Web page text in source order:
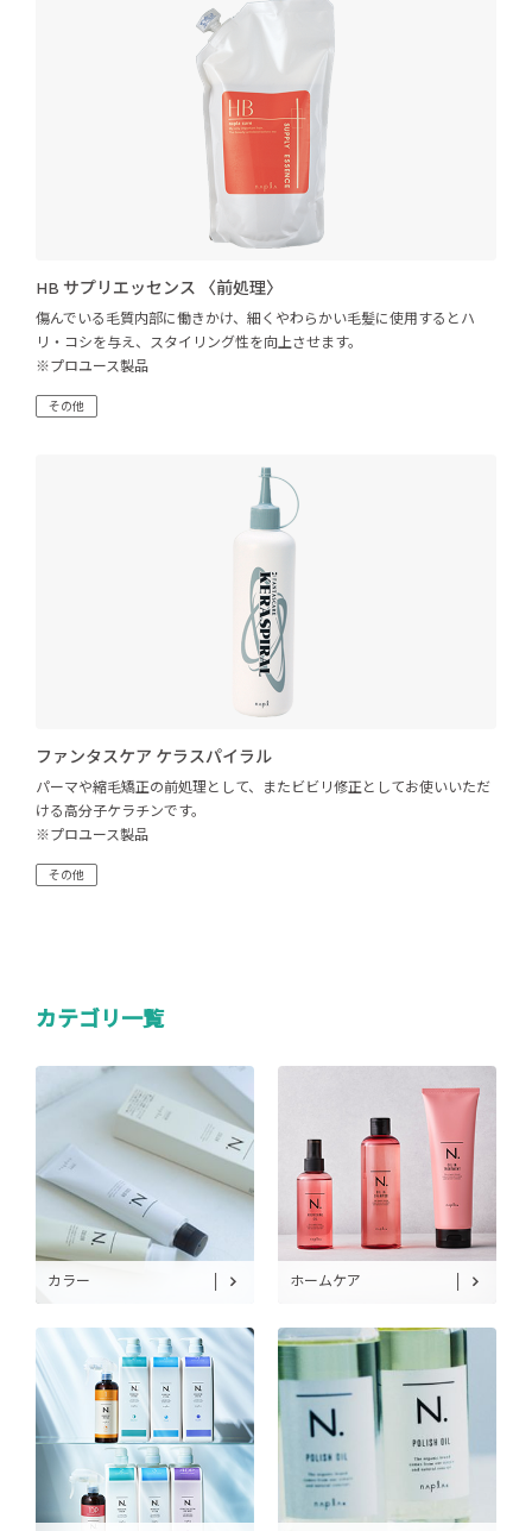
HB サプリエッセンス 〈前処理〉
傷んでいる毛質内部に働きかけ、細くやわらかい毛髪に使用するとハ
リ・コシを与え、スタイリング性を向上させます。
※プロユース製品
その他
ファンタスケア ケラスパイラル
パーマや縮毛矯正の前処理として、またビビリ修正としてお使いいただ
ける高分子ケラチンです。
※プロユース製品
その他
カテゴリ一覧
カラー ホームケア